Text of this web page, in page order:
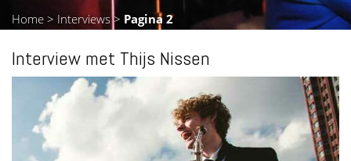
Home > Interviews> Pagina 2
Interview met Thijs Nissen